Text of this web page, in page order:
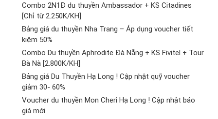
Combo 2N1Đ du thuyền Ambassador + KS Citadines
[Chỉ từ 2.250K/KH]
Bảng giá du thuyền Nha Trang – Áp dụng voucher tiết
kiệm 50%
Combo Du thuyền Aphrodite Đà Nẵng + KS Fivitel + Tour
Bà Nà [2.800K/KH]
Bảng giá Du Thuyền Hạ Long ! Cập nhật quỹ voucher
giảm 30- 60%
Voucher du thuyền Mon Cheri Hạ Long ! Cập nhật báo
giá mới